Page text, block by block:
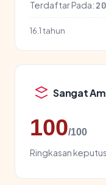
Terdaftar Pada:
16.1 tahun
Sangat
100/100
Ringkasan